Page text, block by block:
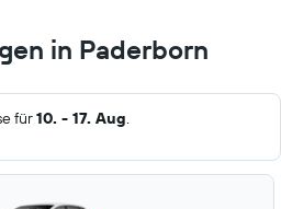
in Paderborn
für10. - 17. Aug.